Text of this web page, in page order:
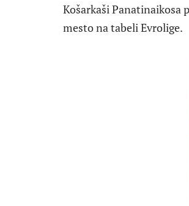
Košarkaši Panatinaikosa
mesto na tabeli Evrolige.